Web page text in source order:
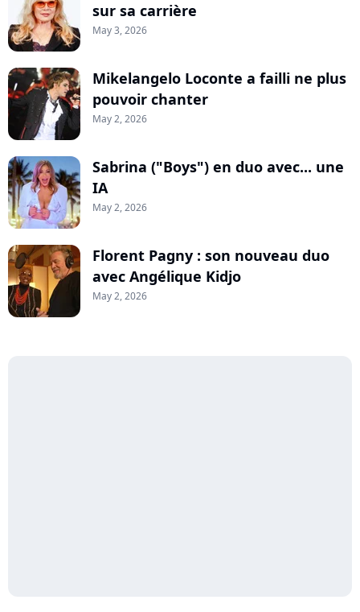
sur sa carrière
May 3, 2026
Mikelangelo Loconte a failli ne plus
pouvoir chanter
May 2, 2026
Sabrina ("Boys") en duo avec... une
IA
May 2, 2026
Florent Pagny : son nouveau duo
avec Angélique Kidjo
May 2, 2026